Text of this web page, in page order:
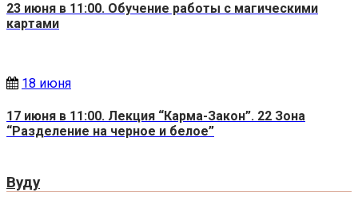
23 июня в 11:00. Обучение работы с магическими
картами
18 июня
17 июня в 11:00. Лекция “Карма-Закон”. 22 Зона
“Разделение на черное и белое”
Вуду